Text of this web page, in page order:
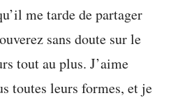
me tarde de partager
sans doute sur le
tout au plus. J’aime
toutes leurs formes, et je